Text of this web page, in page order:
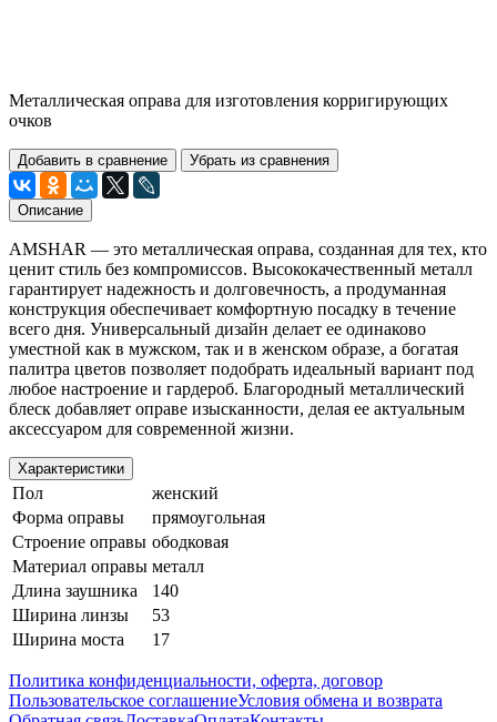
Металлическая оправа для изготовления корригирующих
очков
Добавить в сравнение Убрать из сравнения
Описание
AMSHAR — это металлическая оправа, созданная для тех, кто
ценит стиль без компромиссов. Высококачественный металл
гарантирует надежность и долговечность, а продуманная
конструкция обеспечивает комфортную посадку в течение
всего дня. Универсальный дизайн делает ее одинаково
уместной как в мужском, так и в женском образе, а богатая
палитра цветов позволяет подобрать идеальный вариант под
любое настроение и гардероб. Благородный металлический
блеск добавляет оправе изысканности, делая ее актуальным
аксессуаром для современной жизни.
Характеристики
Пол
женский
Форма оправы
прямоугольная
Строение оправы ободковая
Материал оправы металл
Длина заушника
140
Ширина линзы
53
Ширина моста
17
Политика конфиденциальности, оферта, договор
Пользовательское соглашениеУсловия обмена и возврата